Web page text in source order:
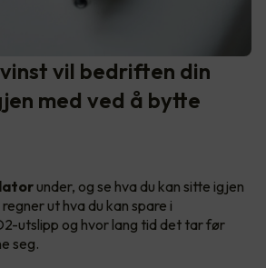
vil bedriften din
med ved å bytte
under, og se hva du kan sitte igjen
ut hva du kan spare i
utslipp og hvor lang tid det tar før
seg.